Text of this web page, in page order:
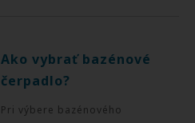
Ako vybrať bazénové
čerpadlo?
Pri výbere bazénového